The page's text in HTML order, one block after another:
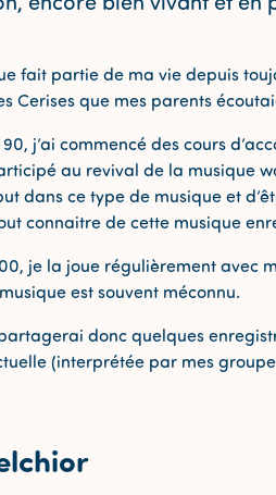
fait partie de ma vie depuis
Cerises que mes parents
j’ai commencé des cours
au revival de la musique
dans ce type de musique et
connaitre de cette musique
je la joue régulièrement avec
est souvent méconnu.
donc quelques
(interprétée par mes